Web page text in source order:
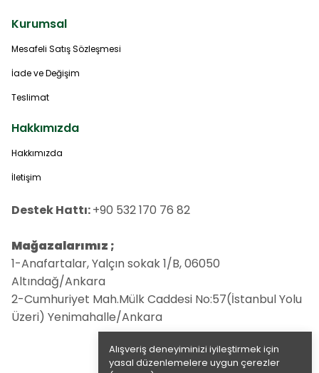
Alışveriş deneyiminizi iyileştirmek için
yasal düzenlemelere uygun çerezler
Kurumsal
Mesafeli Satış Sözleşmesi
İade ve Değişim
Teslimat
Hakkımızda
Hakkımızda
İletişim
Destek Hattı:+90 532 170 76 82
Mağazalarımız ;
1-Anafartalar, Yalçın sokak 1/B, 06050
Altındağ/Ankara
2-Cumhuriyet Mah.Mülk Caddesi No:57(İstanbul Yolu
Üzeri) Yenimahalle/Ankara